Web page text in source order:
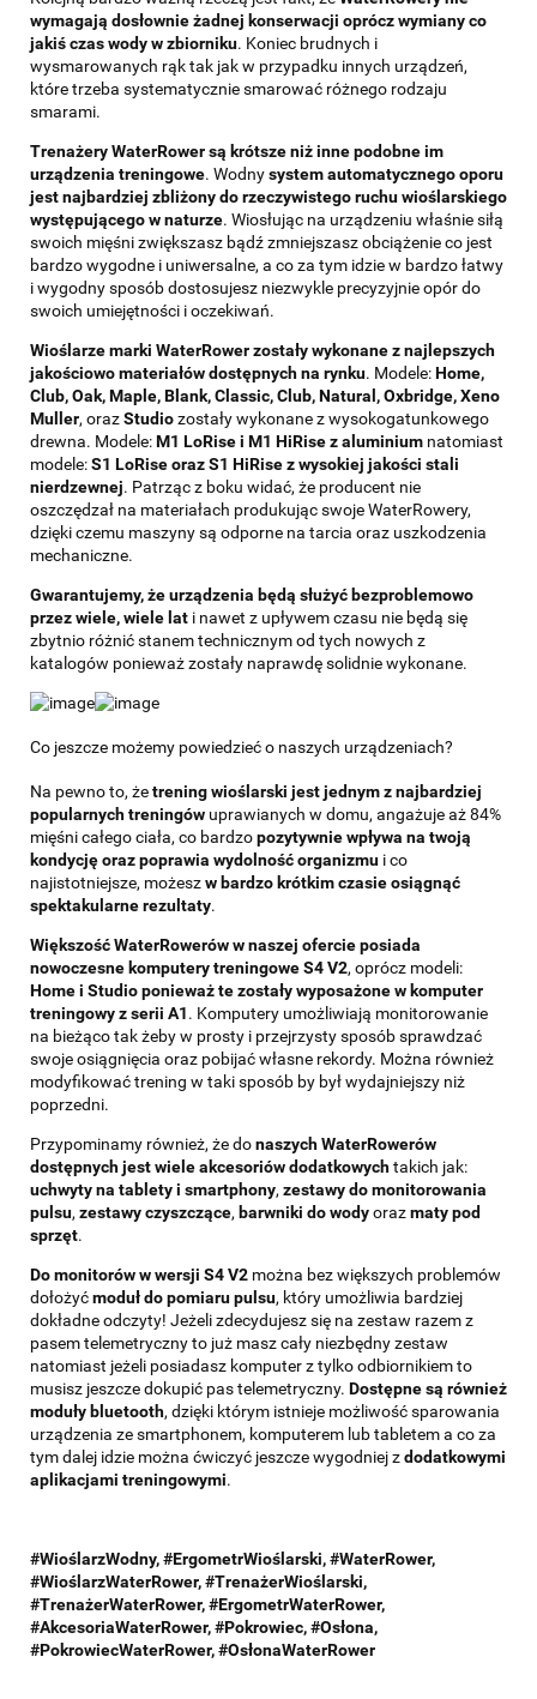
wymagają dosłownie żadnej konserwacji oprócz wymiany co
jakiś czas wody w zbiorniku. Koniec brudnych i
wysmarowanych rąk tak jak w przypadku innych urządzeń,
które trzeba systematycznie smarować różnego rodzaju
smarami.
Trenażery WaterRower są krótsze niż inne podobne im
urządzenia treningowe. Wodnysystem automatycznego oporu
jest najbardziej zbliżony do rzeczywistego ruchu wioślarskiego
występującego w naturze. Wiosłując na urządzeniu właśnie siłą
swoich mięśni zwiększasz bądź zmniejszasz obciążenie co jest
bardzo wygodne i uniwersalne, a co za tym idzie w bardzo łatwy
i wygodny sposób dostosujesz niezwykle precyzyjnie opór do
swoich umiejętności i oczekiwań.
Wioślarze marki WaterRower zostały wykonane z najlepszych
jakościowo materiałów dostępnych na rynku. Modele:Home,
Club, Oak, Maple, Blank, Classic, Club, Natural, Oxbridge, Xeno
Muller, orazStudiozostały wykonane z wysokogatunkowego
drewna. Modele:M1 LoRise i M1 HiRise z aluminium natomiast
modele:S1 LoRise oraz S1 HiRise z wysokiej jakości stali
nierdzewnej. Patrząc z boku widać, że producent nie
oszczędzał na materiałach produkując swoje WaterRowery,
dzięki czemu maszyny są odporne na tarcia oraz uszkodzenia
mechaniczne.
Gwarantujemy, że urządzenia będą służyć bezproblemowo
przez wiele, wiele lat i nawet z upływem czasu nie będą się
zbytnio różnić stanem technicznym od tych nowych z
katalogów ponieważ zostały naprawdę solidnie wykonane.
Co jeszcze możemy powiedzieć o naszych urządzeniach?
Na pewno to, żetrening wioślarski jest jednym z najbardziej
popularnych treningów uprawianych w domu, angażuje aż 84%
mięśni całego ciała, co bardzopozytywnie wpływa na twoją
kondycję oraz poprawia wydolność organizmu i co
najistotniejsze, możeszw bardzo krótkim czasie osiągnąć
spektakularne rezultaty.
Większość WaterRowerów w naszej ofercie posiada
nowoczesne komputery treningowe S4 V2, oprócz modeli:
Home i Studio ponieważ te zostały wyposażone w komputer
treningowy z serii A1. Komputery umożliwiają monitorowanie
na bieżąco tak żeby w prosty i przejrzysty sposób sprawdzać
swoje osiągnięcia oraz pobijać własne rekordy. Można również
modyfikować trening w taki sposób by był wydajniejszy niż
poprzedni.
Przypominamy również, że donaszych WaterRowerów
dostępnych jest wiele akcesoriów dodatkowychtakich jak:
uchwyty na tablety i smartphony, zestawy do monitorowania
pulsu, zestawy czyszczące, barwniki do wodyorazmaty pod
sprzęt.
Do monitorów w wersji S4 V2 można bez większych problemów
dołożyćmoduł do pomiaru pulsu, który umożliwia bardziej
dokładne odczyty! Jeżeli zdecydujesz się na zestaw razem z
pasem telemetryczny to już masz cały niezbędny zestaw
natomiast jeżeli posiadasz komputer z tylko odbiornikiem to
musisz jeszcze dokupić pas telemetryczny. Dostępne są również
moduły bluetooth, dzięki którym istnieje możliwość sparowania
urządzenia ze smartphonem, komputerem lub tabletem a co za
tym dalej idzie można ćwiczyć jeszcze wygodniej zdodatkowymi
aplikacjami treningowymi.
#WioślarzWodny, #ErgometrWioślarski, #WaterRower,
#WioślarzWaterRower, #TrenażerWioślarski,
#TrenażerWaterRower, #ErgometrWaterRower,
#AkcesoriaWaterRower, #Pokrowiec, #Osłona,
#PokrowiecWaterRower,#OsłonaWaterRower